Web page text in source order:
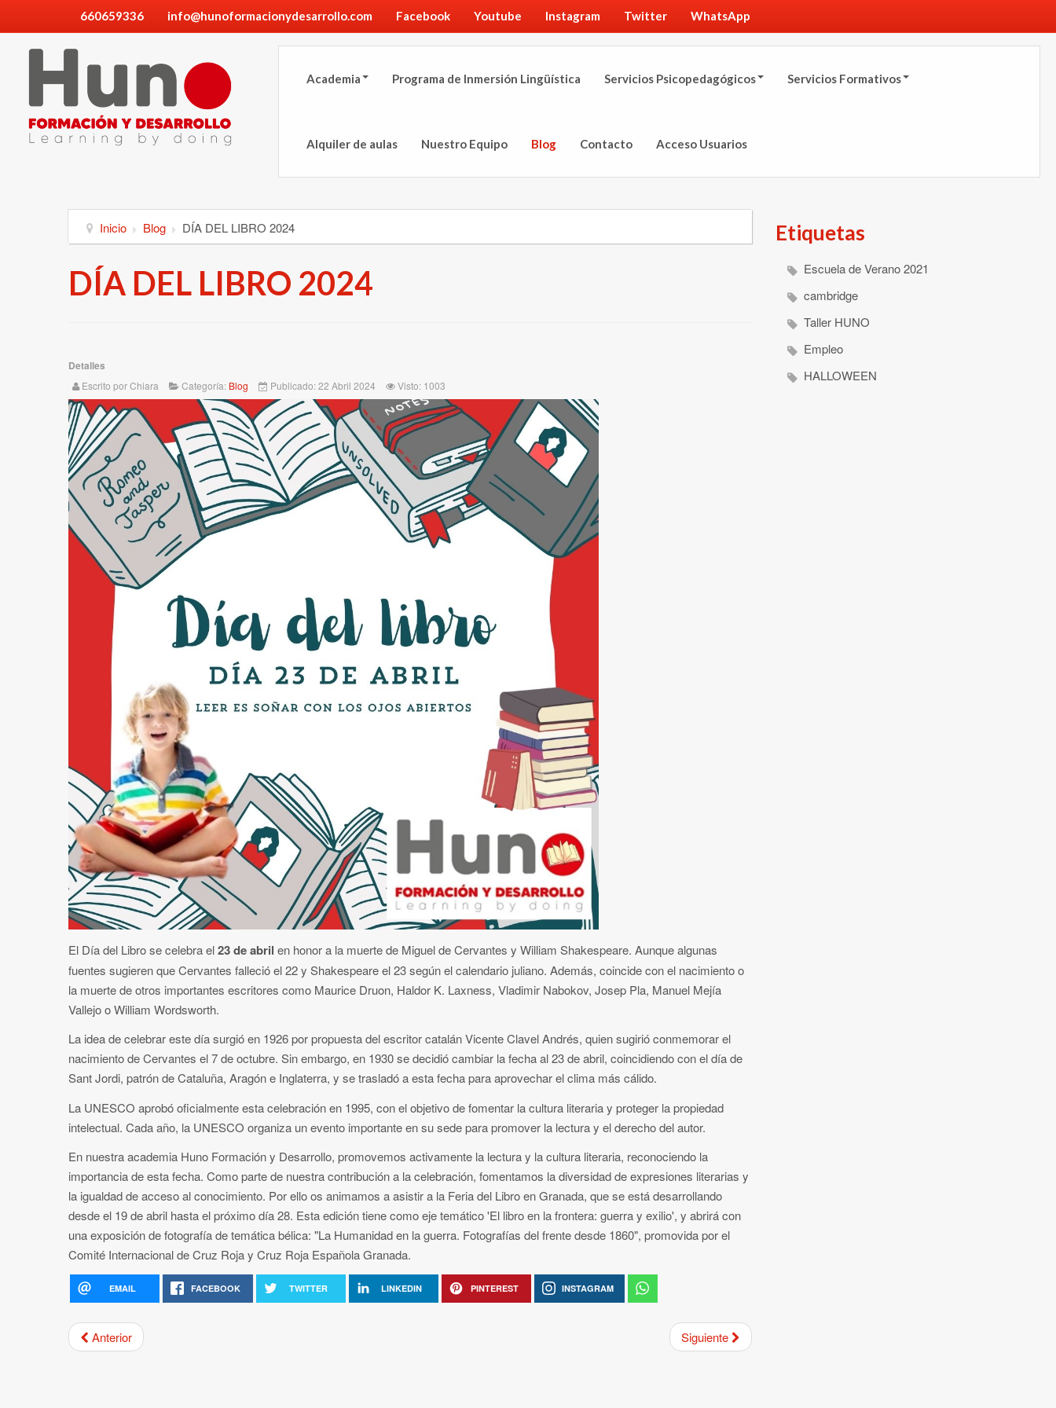
660659336 info@hunoformacionydesarrollo.com Facebook Youtube Instagram Twitter WhatsApp
Academia Programa de Inmersión Lingüística Servicios Psicopedagógicos Servicios Formativos
Alquiler de aulas Nuestro Equipo Blog Contacto Acceso Usuarios
Inicio Blog DÍA DEL LIBRO 2024
DÍA DEL LIBRO 2024
Detalles
Escrito por Chiara Categoría: Blog Publicado: 22 Abril 2024 Visto: 1003
El Día del Libro se celebra el23 de abril en honor a la muerte de Miguel de Cervantes y William Shakespeare. Aunque algunas
fuentes sugieren que Cervantes falleció el 22 y Shakespeare el 23 según el calendario juliano. Además, coincide con el nacimiento o
la muerte de otros importantes escritores como Maurice Druon, Haldor K. Laxness, Vladimir Nabokov, Josep Pla, Manuel Mejía
Vallejo o William Wordsworth.
La idea de celebrar este día surgió en 1926 por propuesta del escritor catalán Vicente Clavel Andrés, quien sugirió conmemorar el
nacimiento de Cervantes el 7 de octubre. Sin embargo, en 1930 se decidió cambiar la fecha al 23 de abril, coincidiendo con el día de
Sant Jordi, patrón de Cataluña, Aragón e Inglaterra, y se trasladó a esta fecha para aprovechar el clima más cálido.
La UNESCO aprobó oficialmente esta celebración en 1995, con el objetivo de fomentar la cultura literaria y proteger la propiedad
intelectual. Cada año, la UNESCO organiza un evento importante en su sede para promover la lectura y el derecho del autor.
En nuestra academia Huno Formación y Desarrollo, promovemos activamente la lectura y la cultura literaria, reconociendo la
importancia de esta fecha. Como parte de nuestra contribución a la celebración, fomentamos la diversidad de expresiones literarias y
la igualdad de acceso al conocimiento. Por ello os animamos a asistir a la Feria del Libro en Granada, que se está desarrollando
desde el 19 de abril hasta el próximo día 28. Esta edición tiene como eje temático 'El libro en la frontera: guerra y exilio', y abrirá con
una exposición de fotografía de temática bélica: "La Humanidad en la guerra. Fotografías del frente desde 1860", promovida por el
Comité Internacional de Cruz Roja y Cruz Roja Española Granada.
EMAIL FACEBOOK TWITTER LINKEDIN PINTEREST INSTAGRAM
Anterior Siguiente
Etiquetas
Escuela de Verano 2021
cambridge
Taller HUNO
Empleo
HALLOWEEN